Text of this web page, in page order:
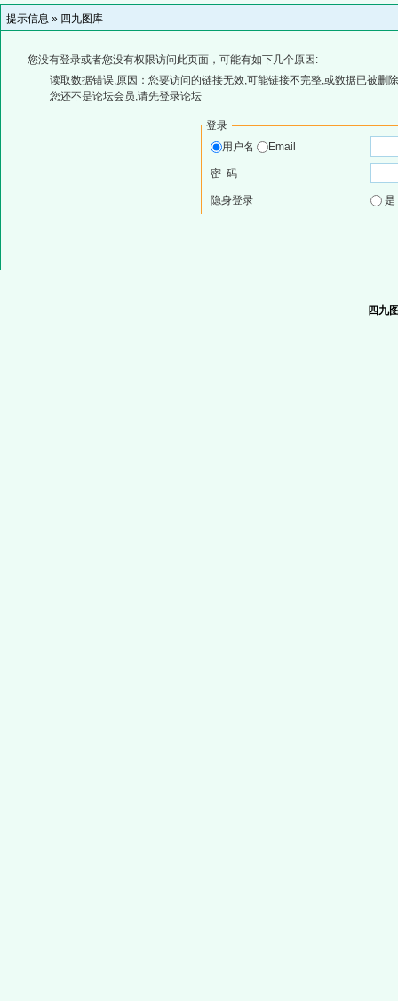
提示信息 » 四九图库
您没有登录或者您没有权限访问此页面，可能有如下几个原因:
读取数据错误,原因：您要访问的链接无效,可能链接不完整,或数据已被删
您还不是论坛会员,请先登录论坛
登录
用户名
Email
密 码
隐身登录
四九